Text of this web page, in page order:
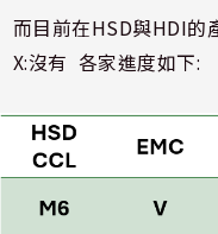
而目前在HSD與HDI的
X:沒有 各家進度如下: